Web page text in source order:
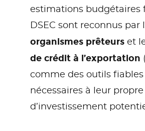
estimations budgétaires
DSEC sont reconnus par
organismes prêteurs et
de crédit à l’exportation
comme des outils fiables
nécessaires à leur
d’investissement